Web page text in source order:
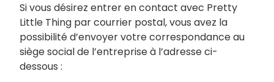
Si vous désirez entrer en contact avec Pretty
Little Thing par courrier postal, vous avez la
possibilité d’envoyer votre correspondance au
siège social de l’entreprise à l’adresse ci-
dessous :